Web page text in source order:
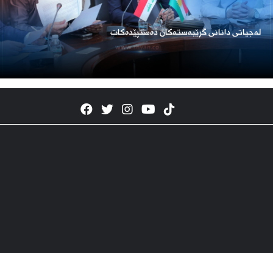
لەجیاتی دانانی گرێبەستەکان دەستپێدەکات